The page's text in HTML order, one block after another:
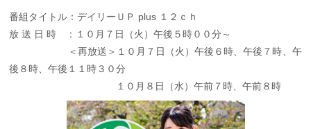
番組タイトル：デイリーＵＰ plus １２ｃｈ
放 送 日 時 ：１０月７日（火）午後５時００分～
＜再放送＞１０月７日（火）午後６時、午後７時、午
後８時、午後１１時３０分
１０月８日（水）午前７時、午前８時